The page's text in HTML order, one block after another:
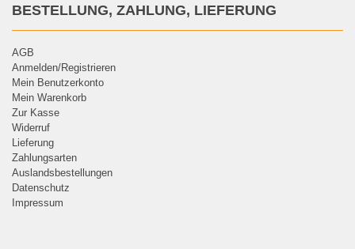
BESTELLUNG, ZAHLUNG, LIEFERUNG
AGB
Anmelden/Registrieren
Mein Benutzerkonto
Mein Warenkorb
Zur Kasse
Widerruf
Lieferung
Zahlungsarten
Auslandsbestellungen
Datenschutz
Impressum